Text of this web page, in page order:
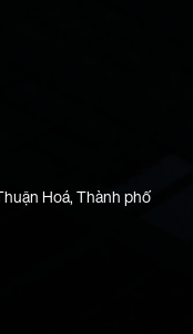
Hoá, Thành phố